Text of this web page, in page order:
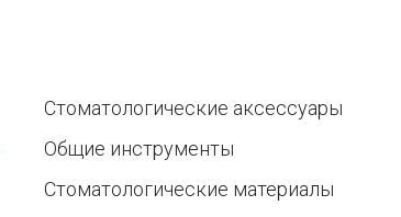
Стоматологические аксессуары
Общие инструменты
Стоматологические материалы